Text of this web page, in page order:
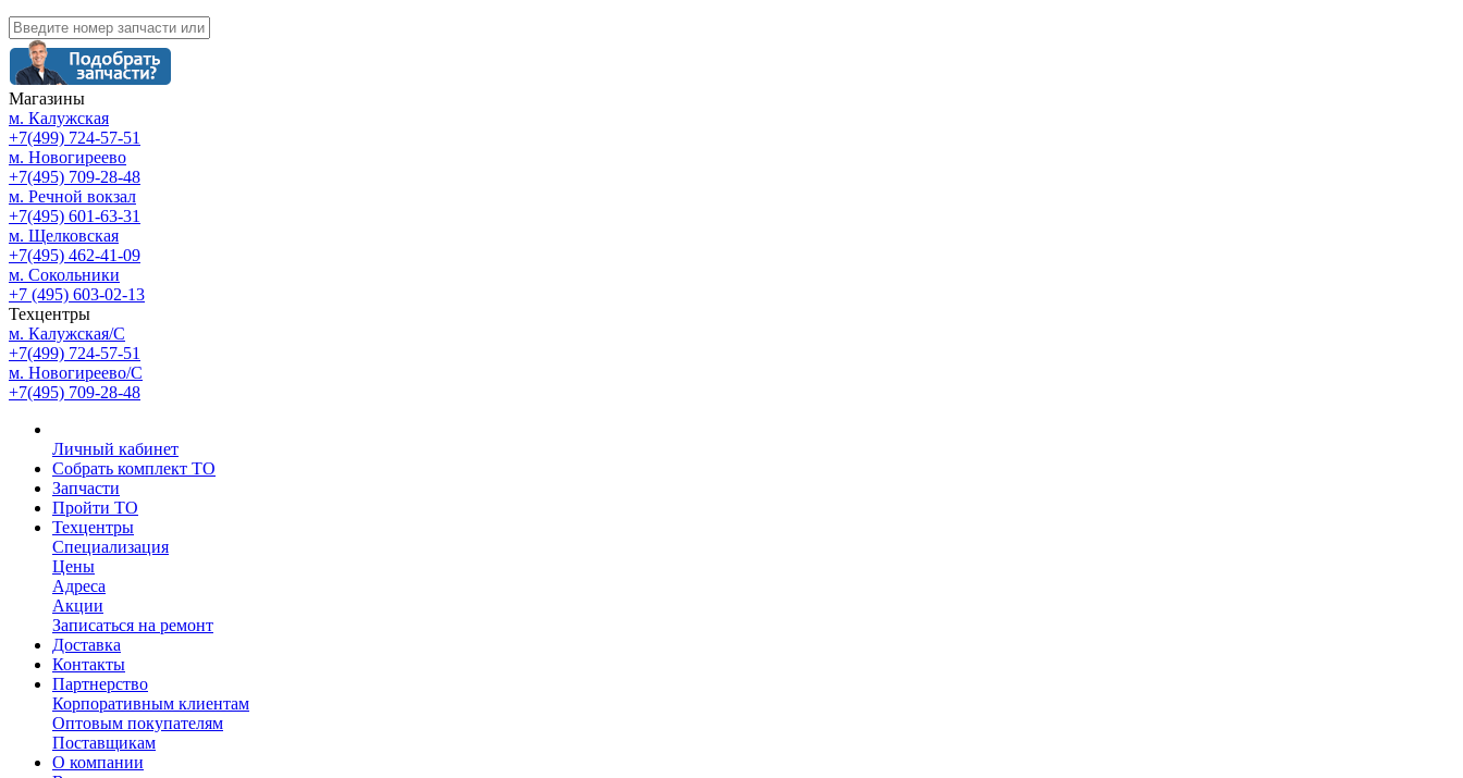
Магазины
м. Калужская
+7(499) 724-57-51
м. Новогиреево
+7(495) 709-28-48
м. Речной вокзал
+7(495) 601-63-31
м. Щелковская
+7(495) 462-41-09
м. Сокольники
+7 (495) 603-02-13
Техцентры
м. Калужская/С
+7(499) 724-57-51
м. Новогиреево/С
+7(495) 709-28-48
Личный кабинет
Собрать комплект ТО
Запчасти
Пройти ТО
Техцентры
Специализация
Цены
Адреса
Акции
Записаться на ремонт
Доставка
Контакты
Партнерство
Корпоративным клиентам
Оптовым покупателям
Поставщикам
О компании